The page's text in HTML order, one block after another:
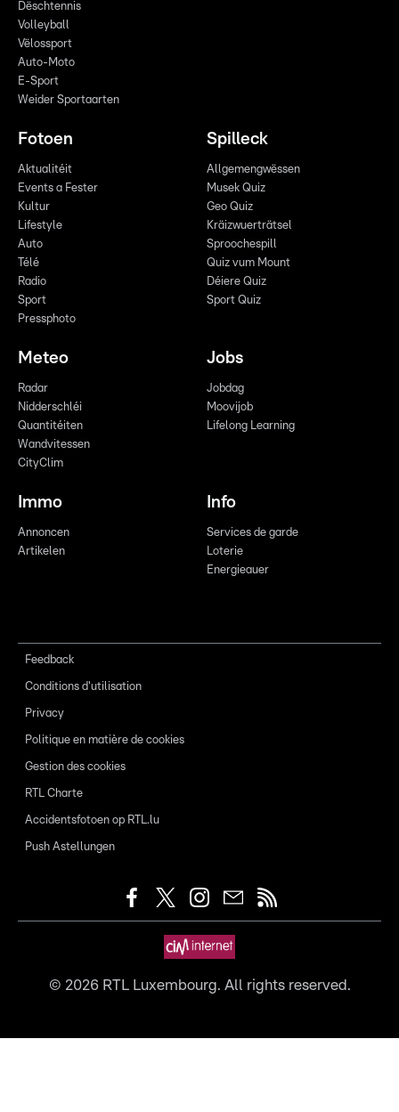
Dëschtennis
Volleyball
Vëlossport
Auto-Moto
E-Sport
Weider Sportaarten
Fotoen
Aktualitéit
Events a Fester
Kultur
Lifestyle
Auto
Télé
Radio
Sport
Pressphoto
Spilleck
Allgemengwëssen
Musek Quiz
Geo Quiz
Kräizwuerträtsel
Sproochespill
Quiz vum Mount
Déiere Quiz
Sport Quiz
Meteo
Radar
Nidderschléi
Quantitéiten
Wandvitessen
CityClim
Jobs
Jobdag
Moovijob
Lifelong Learning
Immo
Annoncen
Artikelen
Info
Services de garde
Loterie
Energieauer
Feedback
Conditions d'utilisation
Privacy
Politique en matière de cookies
Gestion des cookies
RTL Charte
Accidentsfotoen op RTL.lu
Push Astellungen
© 2026RTL Luxembourg. All rights reserved.